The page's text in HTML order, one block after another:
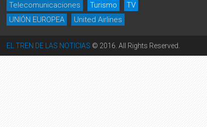
Telecomunicaciones
Turismo
TV
UNIÓN EUROPEA
United Airlines
EL TREN DE LAS NOTICIAS © 2016. All Rights Reserved.